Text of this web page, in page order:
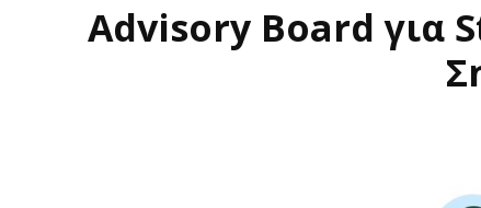
Advisory Board για